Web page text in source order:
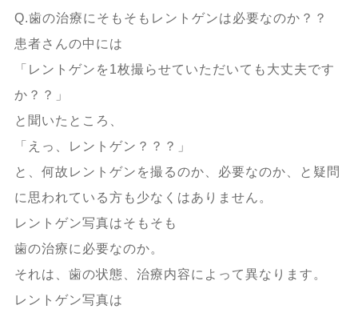
Q.歯の治療にそもそもレントゲンは必要なのか？？
患者さんの中には
「レントゲンを1枚撮らせていただいても大丈夫です
か？？」
と聞いたところ、
「えっ、レントゲン？？？」
と、何故レントゲンを撮るのか、必要なのか、と疑問
に思われている方も少なくはありません。
レントゲン写真はそもそも
歯の治療に必要なのか。
それは、歯の状態、治療内容によって異なります。
レントゲン写真は